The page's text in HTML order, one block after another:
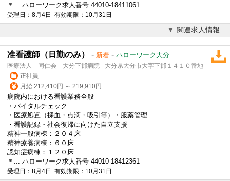
＊... ハローワーク求人番号 44010-18411061
受理日：8月4日 有効期限：10月31日
関連求人情報
准看護師（日勤のみ） - 新着 - ハローワーク大分
医療法人 同仁会 大分下郡病院 - 大分県大分市大字下郡１４１０番地
正社員
月給 212,410円 ～ 219,910円
病院内における看護業務全般
・バイタルチェック
・医療処置（採血・点滴・吸引等）・服薬管理
・看護記録・社会復帰に向けた自立支援
精神一般病棟：２０４床
精神療養病棟：６０床
認知症病棟：１２０床
＊... ハローワーク求人番号 44010-18412361
受理日：8月4日 有効期限：10月31日